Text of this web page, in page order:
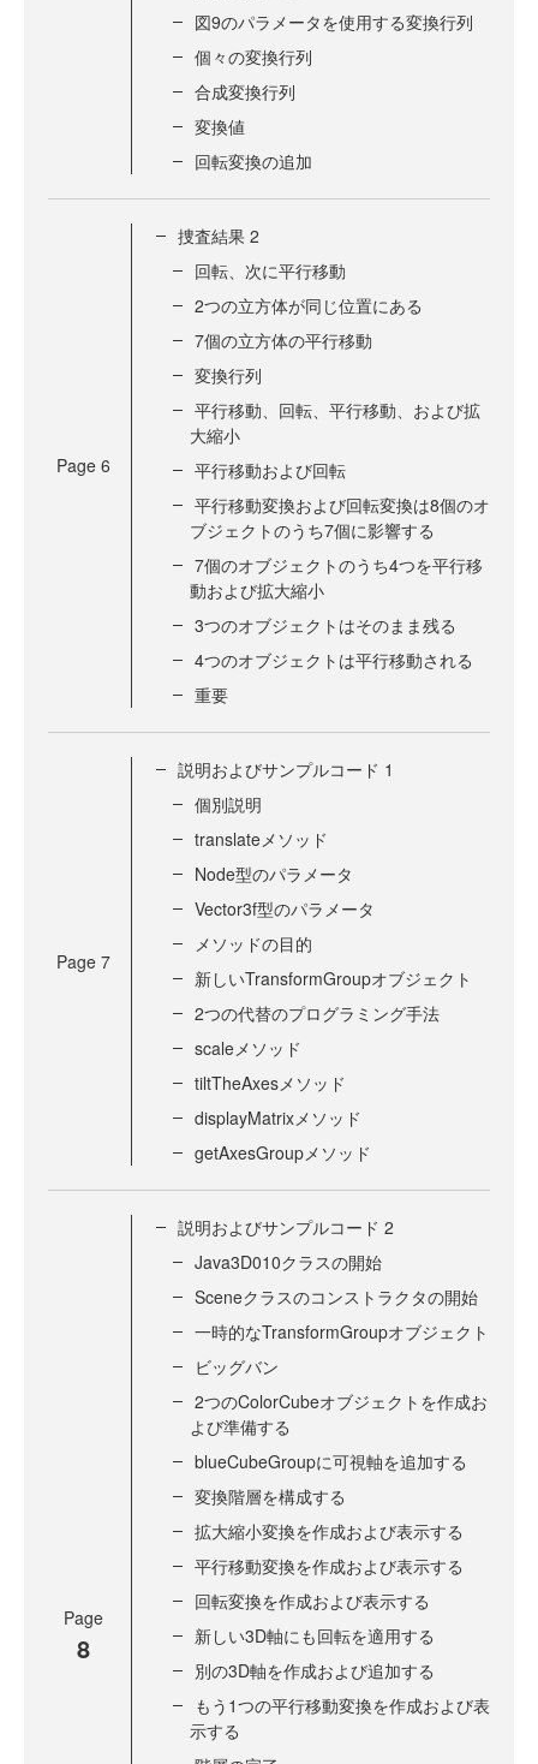
図9のパラメータを使用する変換行列
個々の変換行列
合成変換行列
変換値
回転変換の追加
Page 6
捜査結果 2
回転、次に平行移動
2つの立方体が同じ位置にある
7個の立方体の平行移動
変換行列
平行移動、回転、平行移動、および拡
大縮小
平行移動および回転
平行移動変換および回転変換は8個のオ
ブジェクトのうち7個に影響する
7個のオブジェクトのうち4つを平行移
動および拡大縮小
3つのオブジェクトはそのまま残る
4つのオブジェクトは平行移動される
重要
Page 7
説明およびサンプルコード 1
個別説明
translateメソッド
Node型のパラメータ
Vector3f型のパラメータ
メソッドの目的
新しいTransformGroupオブジェクト
2つの代替のプログラミング手法
scaleメソッド
tiltTheAxesメソッド
displayMatrixメソッド
getAxesGroupメソッド
Page
8
説明およびサンプルコード 2
Java3D010クラスの開始
Sceneクラスのコンストラクタの開始
一時的なTransformGroupオブジェクト
ビッグバン
2つのColorCubeオブジェクトを作成お
よび準備する
blueCubeGroupに可視軸を追加する
変換階層を構成する
拡大縮小変換を作成および表示する
平行移動変換を作成および表示する
回転変換を作成および表示する
新しい3D軸にも回転を適用する
別の3D軸を作成および追加する
もう1つの平行移動変換を作成および表
示する